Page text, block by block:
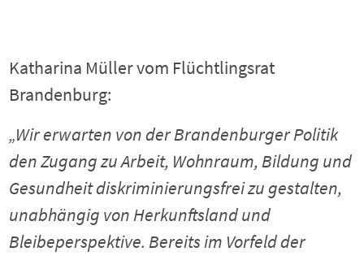
Katharina Müller vom Flüchtlingsrat
Brandenburg:
„Wir erwarten von der Brandenburger Politik
den Zugang zu Arbeit, Wohnraum, Bildung und
Gesundheit diskriminierungsfrei zu gestalten,
unabhängig von Herkunftsland und
Bleibeperspektive. Bereits im Vorfeld der